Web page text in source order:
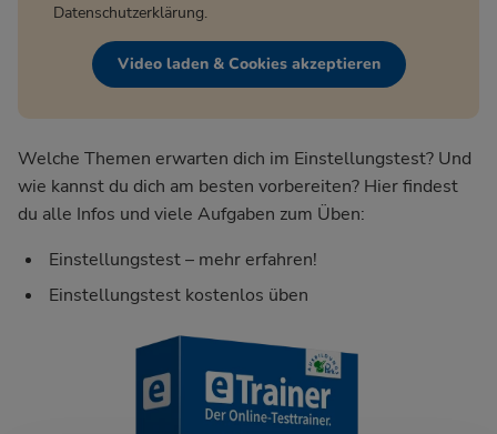
Datenschutzerklärung.
Video laden & Cookies akzeptieren
Welche Themen erwarten dich im Einstellungstest? Und
wie kannst du dich am besten vorbereiten? Hier findest
du alle Infos und viele Aufgaben zum Üben:
Einstellungstest – mehr erfahren!
Einstellungstest kostenlos üben